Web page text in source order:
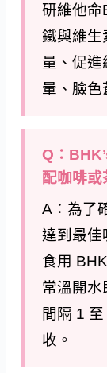
研維他命
鐵與維生
量、促進
暈、臉色
Q：
配咖啡或
A：為了
達到最佳
食用
常溫開水
間隔 1
收。